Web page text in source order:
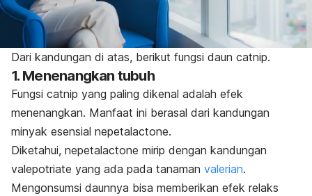
Dari kandungan di atas, berikut fungsi daun catnip.
1. Menenangkan tubuh
Fungsi catnip yang paling dikenal adalah efek
menenangkan. Manfaat ini berasal dari kandungan
minyak esensial nepetalactone.
Diketahui, nepetalactone mirip dengan kandungan
valepotriate yang ada pada tanaman valerian.
Mengonsumsi daunnya bisa memberikan efek relaks